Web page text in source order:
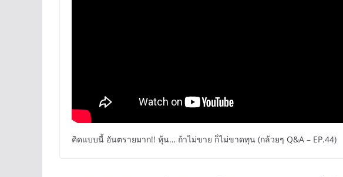
คิดแบบนี้ อันตรายมาก!! หุ้น… ถ้าไม่ขาย ก็ไม่ขาดทุน (กล้วยๆ Q&A – EP.44)